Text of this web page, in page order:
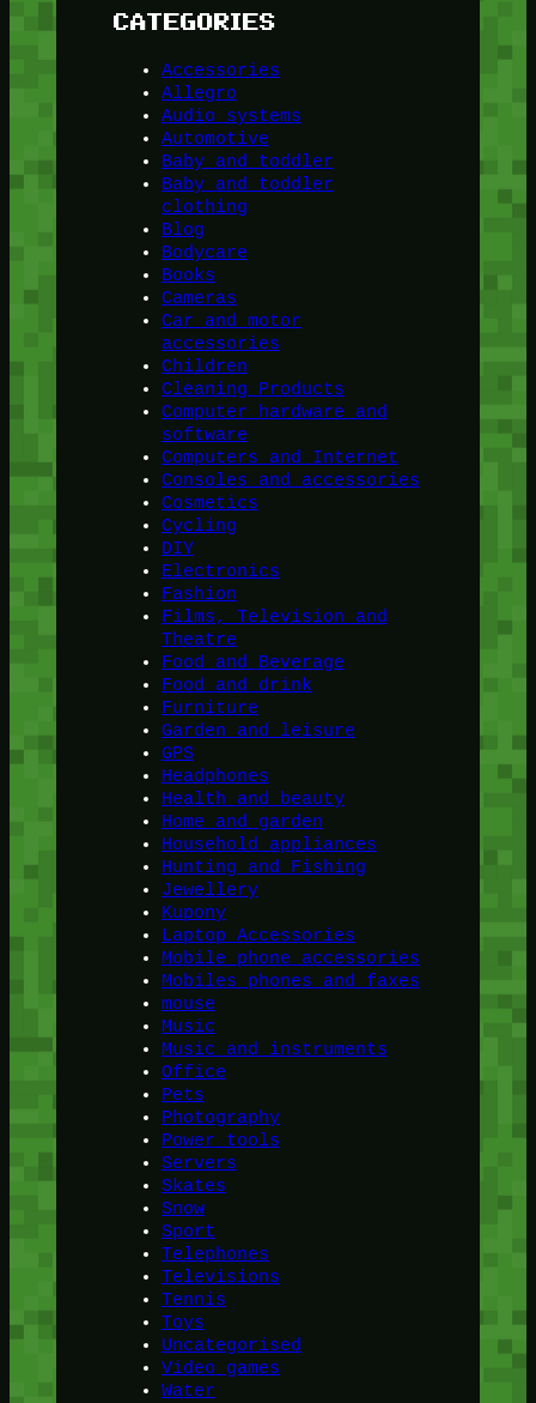
CATEGORIES
Accessories
Allegro
Audio systems
Automotive
Baby and toddler
Baby and toddler
clothing
Blog
Bodycare
Books
Cameras
Car and motor
accessories
Children
Cleaning Products
Computer hardware and
software
Computers and Internet
Consoles and accessories
Cosmetics
Cycling
DIY
Electronics
Fashion
Films, Television and
Theatre
Food and Beverage
Food and drink
Furniture
Garden and leisure
GPS
Headphones
Health and beauty
Home and garden
Household appliances
Hunting and Fishing
Jewellery
Kupony
Laptop Accessories
Mobile phone accessories
Mobiles phones and faxes
mouse
Music
Music and instruments
Office
Pets
Photography
Power tools
Servers
Skates
Snow
Sport
Telephones
Televisions
Tennis
Toys
Uncategorised
Video games
Water